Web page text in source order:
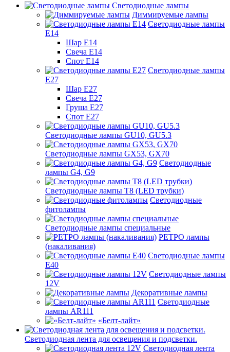
Светодиодные лампы
Диммируемые лампы
Светодиодные лампы
Е14
Шар Е14
Свеча Е14
Спот Е14
Светодиодные лампы
Е27
Шар Е27
Свеча Е27
Груша Е27
Спот Е27
Светодиодные лампы GU10, GU5.3
Светодиодные лампы GX53, GX70
Светодиодные
лампы G4, G9
Светодиодные лампы Т8 (LED трубки)
Светодиодные
фитолампы
Светодиодные лампы специальные
РЕТРО лампы
(накаливания)
Светодиодные лампы
E40
Светодиодные лампы
12V
Декоративные лампы
Светодиодные
лампы AR111
«Белт-лайт»
Светодиодная лента для освещения и подсветки.
Светодиодная лента